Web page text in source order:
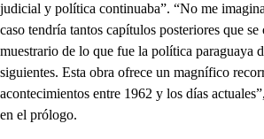
judicial y política continuaba”. “No me
caso tendría tantos capítulos posteriores que
muestrario de lo que fue la política paraguaya
siguientes. Esta obra ofrece un magnífico
acontecimientos entre 1962 y los días
en el prólogo.